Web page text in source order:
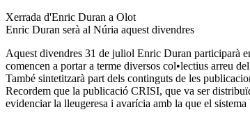
Xerrada d'Enric Duran a Olot
Enric Duran serà al Núria aquest divendres
Aquest divendres 31 de juliol Enric Duran participarà
comencen a portar a terme diversos col•lectius arreu
També sintetitzarà part dels continguts de les
Recordem que la publicació CRISI, que va ser
evidenciar la lleugeresa i avarícia amb la que el